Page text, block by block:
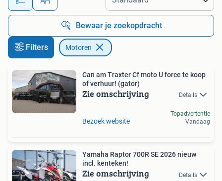
Bewaar je zoekopdracht
Filters Motoren
Can am Traxter Cf moto U force te koop
of verhuur! (gator)
Zie omschrijving Details
Bezoek website
Topadvertentie
Vandaag
Yamaha Raptor 700R SE 2026 nieuw
incl. kenteken!
Zie omschrijving Details